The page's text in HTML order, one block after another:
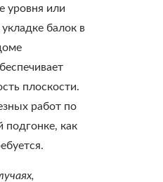
уровня или
балок в
плоскости.
работ по
подгонке, как